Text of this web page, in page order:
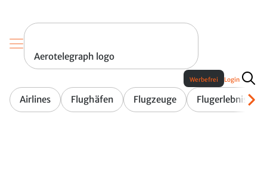
Aerotelegraph logo
Airlines Flughäfen Flugzeuge Flugerlebnis
Werbefrei Login